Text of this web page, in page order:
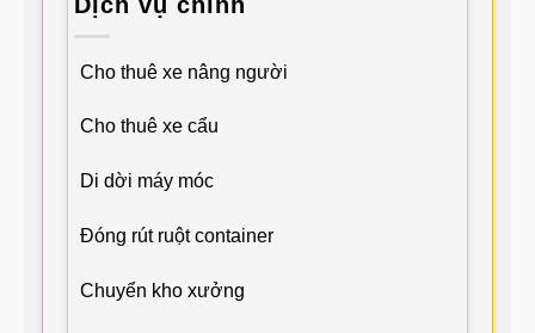
Cho thuê xe nâng người
Cho thuê xe cẩu
Di dời máy móc
Đóng rút ruột container
Chuyển kho xưởng